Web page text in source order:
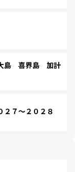
島 喜界島 加計
７～２０２８